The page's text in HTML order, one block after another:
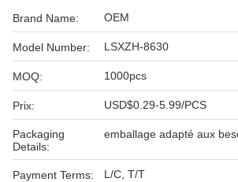
Brand Name: OEM
Model Number: LSXZH-8630
MOQ: 1000pcs
Prix: USD$0.29-5.99/PCS
Packaging
Details:
emballage adapté aux
Payment Terms: L/C, T/T